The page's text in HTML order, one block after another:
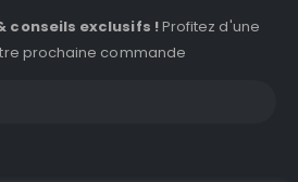
conseils exclusifs !Profitez d'une
prochaine commande